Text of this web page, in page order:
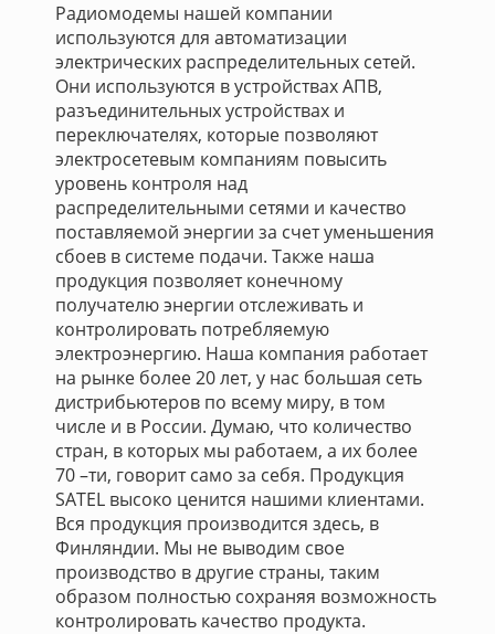
Радиомодемы нашей компании
используются для автоматизации
электрических распределительных сетей.
Они используются в устройствах АПВ,
разъединительных устройствах и
переключателях, которые позволяют
электросетевым компаниям повысить
уровень контроля над
распределительными сетями и качество
поставляемой энергии за счет уменьшения
сбоев в системе подачи. Также наша
продукция позволяет конечному
получателю энергии отслеживать и
контролировать потребляемую
электроэнергию. Наша компания работает
на рынке более 20 лет, у нас большая сеть
дистрибьютеров по всему миру, в том
числе и в России. Думаю, что количество
стран, в которых мы работаем, а их более
70 –ти, говорит само за себя. Продукция
SATEL высоко ценится нашими клиентами.
Вся продукция производится здесь, в
Финляндии. Мы не выводим свое
производство в другие страны, таким
образом полностью сохраняя возможность
контролировать качество продукта.